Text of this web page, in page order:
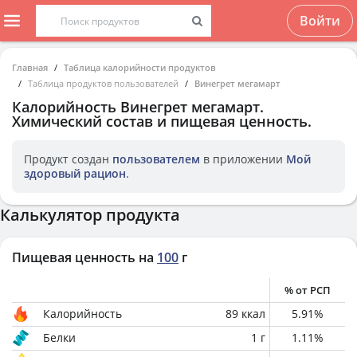
Войти
Главная
Таблица калорийности продуктов
Таблица продуктов пользователей
Винегрет мегамарт
Калорийность Винегрет мегамарт.
Химический состав и пищевая ценность.
Продукт создан пользователем в приложении Мой
здоровый рацион.
Калькулятор продукта
Пищевая ценность на 100 г
% от РСП
Калорийность 89 ккал 5.91%
Белки
1 г 1.11%